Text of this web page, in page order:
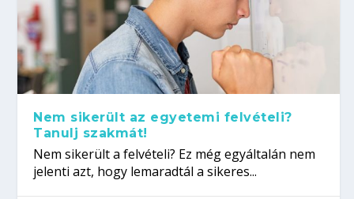
Nem sikerült az egyetemi felvételi?
Tanulj szakmát!
Nem sikerült a felvételi? Ez még egyáltalán nem
jelenti azt, hogy lemaradtál a sikeres...